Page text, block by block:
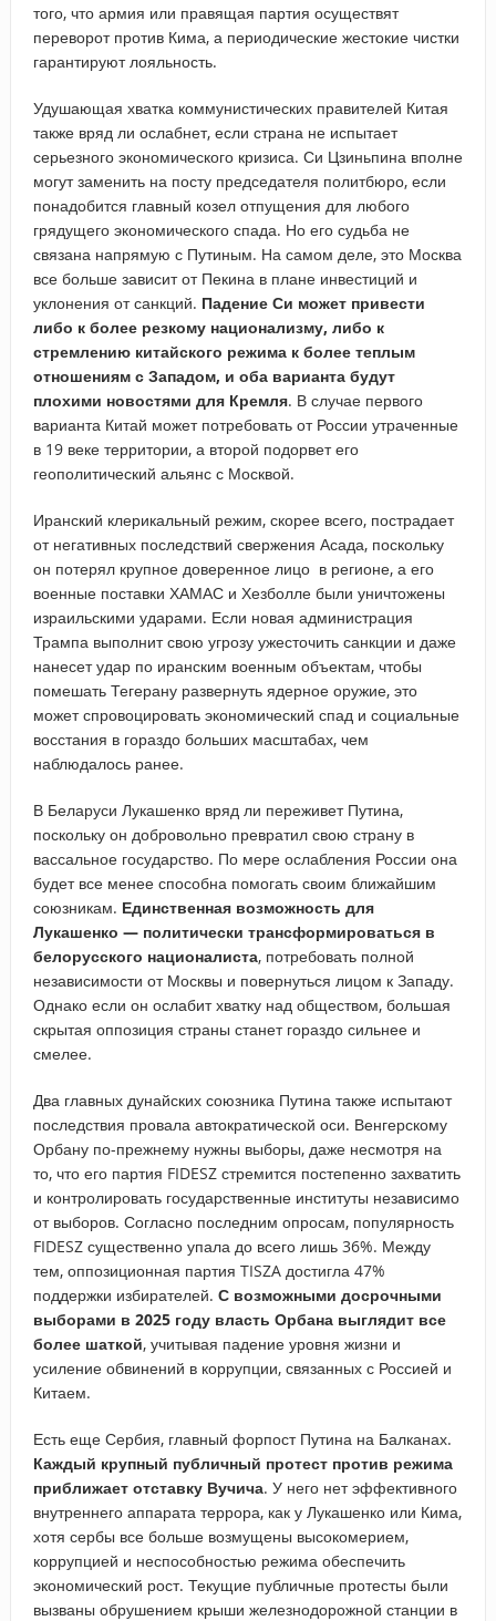
того, что армия или правящая партия осуществят
переворот против Кима, а периодические жестокие чистки
гарантируют лояльность.
Удушающая хватка коммунистических правителей Китая
также вряд ли ослабнет, если страна не испытает
серьезного экономического кризиса. Си Цзиньпина вполне
могут заменить на посту председателя политбюро, если
понадобится главный козел отпущения для любого
грядущего экономического спада. Но его судьба не
связана напрямую с Путиным. На самом деле, это Москва
все больше зависит от Пекина в плане инвестиций и
уклонения от санкций. Падение Си может привести
либо к более резкому национализму, либо к
стремлению китайского режима к более теплым
отношениям с Западом, и оба варианта будут
плохими новостями для Кремля. В случае первого
варианта Китай может потребовать от России утраченные
в 19 веке территории, а второй подорвет его
геополитический альянс с Москвой.
Иранский клерикальный режим, скорее всего, пострадает
от негативных последствий свержения Асада, поскольку
он потерял крупное доверенное лицо в регионе, а его
военные поставки ХАМАС и Хезболле были уничтожены
израильскими ударами. Если новая администрация
Трампа выполнит свою угрозу ужесточить санкции и даже
нанесет удар по иранским военным объектам, чтобы
помешать Тегерану развернуть ядерное оружие, это
может спровоцировать экономический спад и социальные
восстания в гораздо больших масштабах, чем
наблюдалось ранее.
В Беларуси Лукашенко вряд ли переживет Путина,
поскольку он добровольно превратил свою страну в
вассальное государство. По мере ослабления России она
будет все менее способна помогать своим ближайшим
союзникам. Единственная возможность для
Лукашенко — политически трансформироваться в
белорусского националиста, потребовать полной
независимости от Москвы и повернуться лицом к Западу.
Однако если он ослабит хватку над обществом, большая
скрытая оппозиция страны станет гораздо сильнее и
смелее.
Два главных дунайских союзника Путина также испытают
последствия провала автократической оси. Венгерскому
Орбану по-прежнему нужны выборы, даже несмотря на
то, что его партия FIDESZ стремится постепенно захватить
и контролировать государственные институты независимо
от выборов. Согласно последним опросам, популярность
FIDESZ существенно упала до всего лишь 36%. Между
тем, оппозиционная партия TISZA достигла 47%
поддержки избирателей. С возможными досрочными
выборами в 2025 году власть Орбана выглядит все
более шаткой, учитывая падение уровня жизни и
усиление обвинений в коррупции, связанных с Россией и
Китаем.
Есть еще Сербия, главный форпост Путина на Балканах.
Каждый крупный публичный протест против режима
приближает отставку Вучича. У него нет эффективного
внутреннего аппарата террора, как у Лукашенко или Кима,
хотя сербы все больше возмущены высокомерием,
коррупцией и неспособностью режима обеспечить
экономический рост. Текущие публичные протесты были
вызваны обрушением крыши железнодорожной станции в